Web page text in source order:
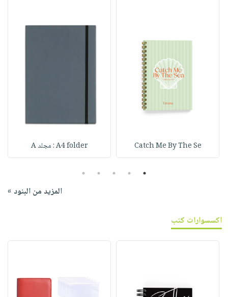
Catch Me By The Se A4 folder : مجلد A
1
2
3
4
5
المزيد من البنود »
اكسسوارات كتب